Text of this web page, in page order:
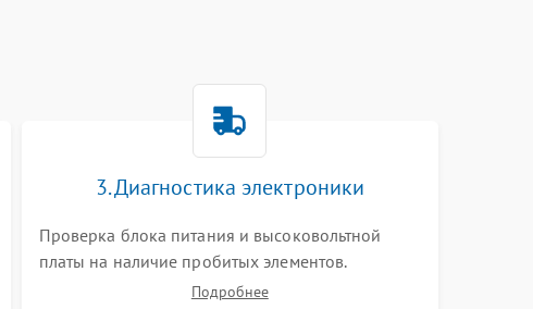
3. Диагностика электроники
Проверка блока питания и высоковольтной
платы на наличие пробитых элементов.
Тестирование платы форматирования,
Подробнее